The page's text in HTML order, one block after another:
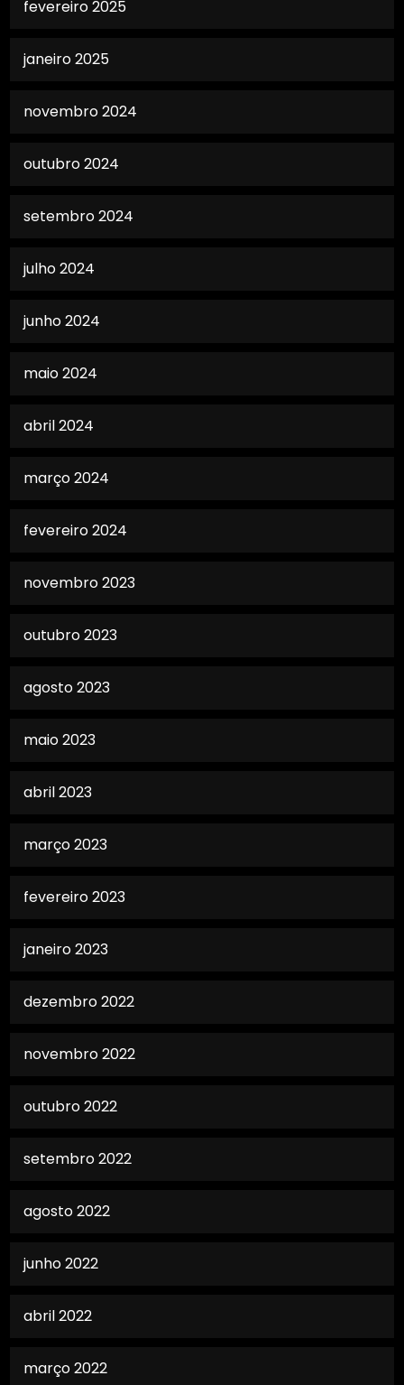
fevereiro 2025
janeiro 2025
novembro 2024
outubro 2024
setembro 2024
julho 2024
junho 2024
maio 2024
abril 2024
março 2024
fevereiro 2024
novembro 2023
outubro 2023
agosto 2023
maio 2023
abril 2023
março 2023
fevereiro 2023
janeiro 2023
dezembro 2022
novembro 2022
outubro 2022
setembro 2022
agosto 2022
junho 2022
abril 2022
março 2022